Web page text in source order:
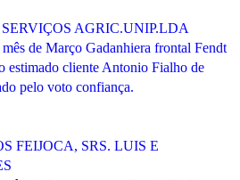
AGRIC.UNIP.LDA
de Março Gadanhiera frontal Fendt
estimado cliente Antonio Fialho de
pelo voto confiança.
FEIJOCA, SRS. LUIS E